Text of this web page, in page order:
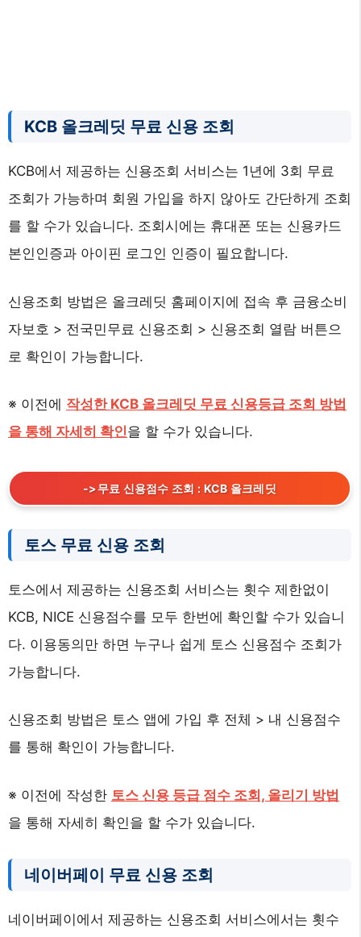
KCB 올크레딧 무료 신용 조회
KCB에서 제공하는 신용조회 서비스는 1년에 3회 무료
조회가 가능하며 회원 가입을 하지 않아도 간단하게 조회
를 할 수가 있습니다. 조회시에는 휴대폰 또는 신용카드
본인인증과 아이핀 로그인 인증이 필요합니다.
신용조회 방법은 올크레딧 홈페이지에 접속 후 금융소비
자보호 > 전국민무료 신용조회 > 신용조회 열람 버튼으
로 확인이 가능합니다.
※ 이전에 작성한 KCB 올크레딧 무료 신용등급 조회 방법
을 통해 자세히 확인을 할 수가 있습니다.
->무료 신용점수 조회 : KCB 올크레딧
토스 무료 신용 조회
토스에서 제공하는 신용조회 서비스는 횟수 제한없이
KCB, NICE 신용점수를 모두 한번에 확인할 수가 있습니
다. 이용동의만 하면 누구나 쉽게 토스 신용점수 조회가
가능합니다.
신용조회 방법은 토스 앱에 가입 후 전체 > 내 신용점수
를 통해 확인이 가능합니다.
※ 이전에 작성한 토스 신용 등급 점수 조회, 올리기 방법
을 통해 자세히 확인을 할 수가 있습니다.
네이버페이 무료 신용 조회
네이버페이에서 제공하는 신용조회 서비스에서는 횟수